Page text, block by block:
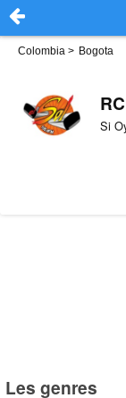
Colombia > Bogota
Si
Les genres